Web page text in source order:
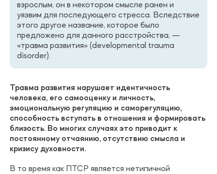
взрослым, он в некотором смысле ранен и
уязвим для последующего стресса. Вследствие
этого другое название, которое было
предложено для данного расстройства, —
«травма развития» (developmental trauma
disorder).
Травма развития нарушает идентичность
человека, его самооценку и личность,
эмоциональную регуляцию и саморегуляцию,
способность вступать в отношения и формировать
близость. Во многих случаях это приводит к
постоянному отчаянию, отсутствию смысла и
кризису духовности.
В то время как ПТСР является нетипичной